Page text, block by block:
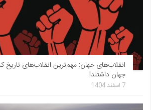
انقلاب‌های جهان: مهم‌ترین انقلاب‌های تاریخ
جهان داشتند!
7 اسفند 1404